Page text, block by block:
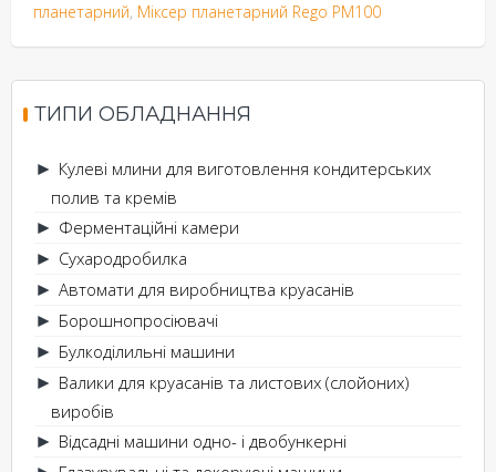
планетарний, Міксер планетарний Rego PM100
ТИПИ ОБЛАДНАННЯ
► Кулеві млини для виготовлення кондитерських
полив та кремів
► Ферментаційні камери
► Сухародробилка
► Автомати для виробництва круасанів
► Борошнопросіювачі
► Булкоділильні машини
► Валики для круасанів та листових (слойоних)
виробів
► Відсадні машини одно- і двобункерні